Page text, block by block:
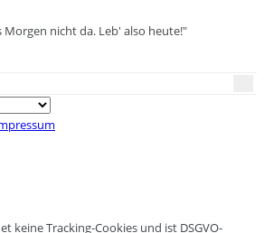
Morgen nicht da. Leb' also heute!"
keine Tracking-Cookies und ist DSGVO-